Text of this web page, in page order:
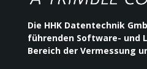
Die HHK Datentechnik
führenden Software- und
Bereich der Vermessung